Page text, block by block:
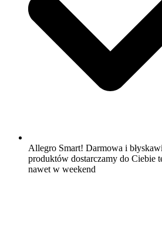
Allegro Smart! Darmowa i
produktów dostarczamy do Ciebie
nawet w weekend